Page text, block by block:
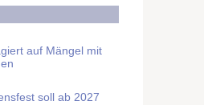
auf Mängel mit
soll ab 2027